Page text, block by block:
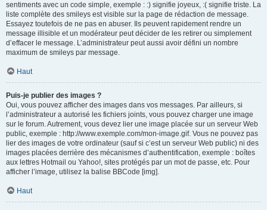
sentiments avec un code simple, exemple : :) signifie joyeux, :( signifie triste. La
liste complète des smileys est visible sur la page de rédaction de message.
Essayez toutefois de ne pas en abuser. Ils peuvent rapidement rendre un
message illisible et un modérateur peut décider de les retirer ou simplement
d’effacer le message. L’administrateur peut aussi avoir défini un nombre
maximum de smileys par message.
Haut
Puis-je publier des images ?
Oui, vous pouvez afficher des images dans vos messages. Par ailleurs, si
l’administrateur a autorisé les fichiers joints, vous pouvez charger une image
sur le forum. Autrement, vous devez lier une image placée sur un serveur Web
public, exemple : http://www.exemple.com/mon-image.gif. Vous ne pouvez pas
lier des images de votre ordinateur (sauf si c’est un serveur Web public) ni des
images placées derrière des mécanismes d’authentification, exemple : boîtes
aux lettres Hotmail ou Yahoo!, sites protégés par un mot de passe, etc. Pour
afficher l’image, utilisez la balise BBCode [img].
Haut